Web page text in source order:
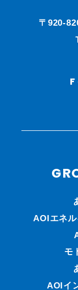
〒920-
AOIエネ
モ
AOIイ